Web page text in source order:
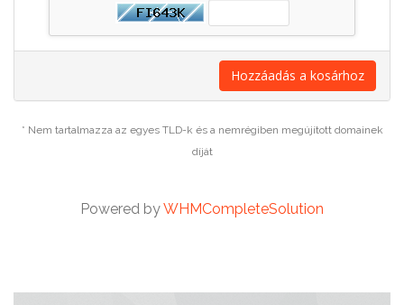
Hozzáadás a kosárhoz
* Nem tartalmazza az egyes TLD-k és a nemrégiben megújított domainek
díját
Powered byWHMCompleteSolution